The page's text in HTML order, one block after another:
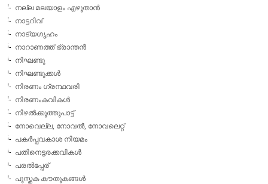
നല്ല മലയാളം എഴുതാന്‍
നാട്ടറിവ്
നാട്യഗൃഹം
നാറാണത്ത് ഭ്രാന്തന്‍
നിഘണ്ടു
നിഘണ്ടുക്കള്‍
നിരണം ഗ്രന്ഥവരി
നിരണംകവികള്‍
നിഴല്‍ക്കുത്തുപാട്ട്
നോവെല്ല, നോവല്‍, നോവലെറ്റ്
പകര്‍പ്പവകാശ നിയമം
പതിനെട്ടരക്കവികള്‍
പരല്‍പ്പേര്
പുസ്തക കൗതുകങ്ങള്‍